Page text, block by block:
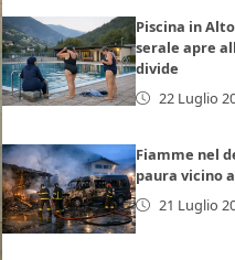
Piscina in
serale apre
divide
22 Luglio
Fiamme nel
paura vicino
21 Luglio